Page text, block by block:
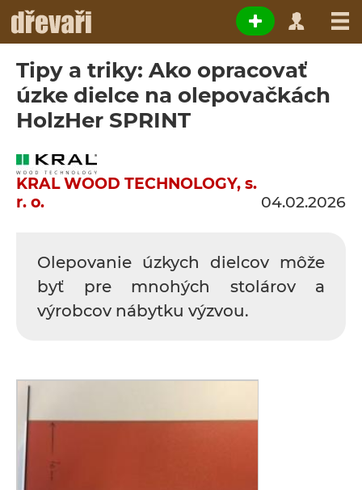
Tipy a triky: Ako opracovať
úzke dielce na olepovačkách
HolzHer SPRINT
KRAL WOOD TECHNOLOGY, s.
r. o.
04.02.2026
Olepovanie úzkych dielcov môže
byť pre mnohých stolárov a
výrobcov nábytku výzvou.